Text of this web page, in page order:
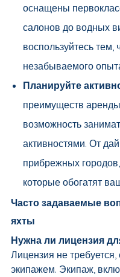
оснащены
салонов до водных
воспользуйтесь тем,
незабываемого
Планируйте
преимуществ
возможность
активностями. От
прибрежных
которые обогатят
Часто задаваемые
яхты
Нужна ли лицензия
Лицензия не
экипажем. Экипаж,